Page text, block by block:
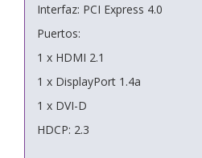
Interfaz: PCI Express 4.0
Puertos:
1 x HDMI 2.1
1 x DisplayPort 1.4a
1 x DVI-D
HDCP: 2.3